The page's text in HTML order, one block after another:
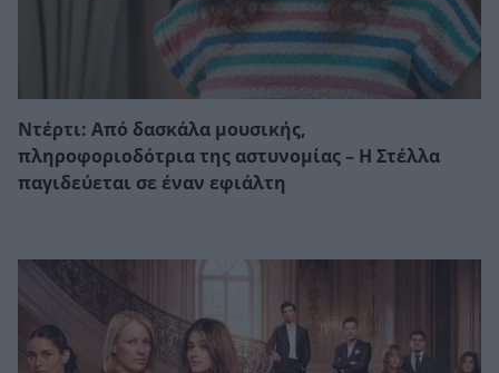
Ντέρτι: Από δασκάλα μουσικής,
πληροφοριοδότρια της αστυνομίας – Η Στέλλα
παγιδεύεται σε έναν εφιάλτη